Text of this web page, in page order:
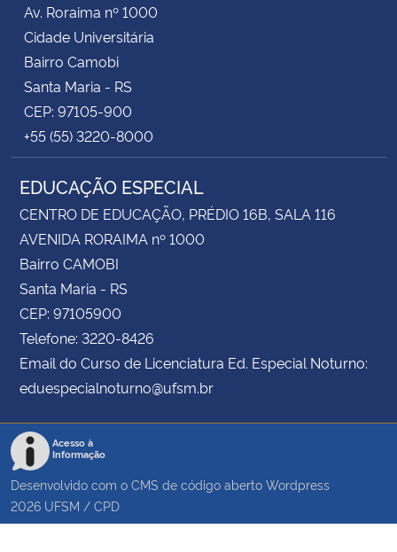
Av. Roraima nº 1000
Cidade Universitária
Bairro Camobi
Santa Maria - RS
CEP: 97105-900
+55 (55) 3220-8000
EDUCAÇÃO ESPECIAL
CENTRO DE EDUCAÇÃO, PRÉDIO 16B, SALA 116
AVENIDA RORAIMA nº 1000
Bairro CAMOBI
Santa Maria - RS
CEP: 97105900
Telefone: 3220-8426
Email do Curso de Licenciatura Ed. Especial Noturno:
eduespecialnoturno@ufsm.br
Acesso à
Informação
Desenvolvido com o CMS de código aberto Wordpress
2026 UFSM / CPD